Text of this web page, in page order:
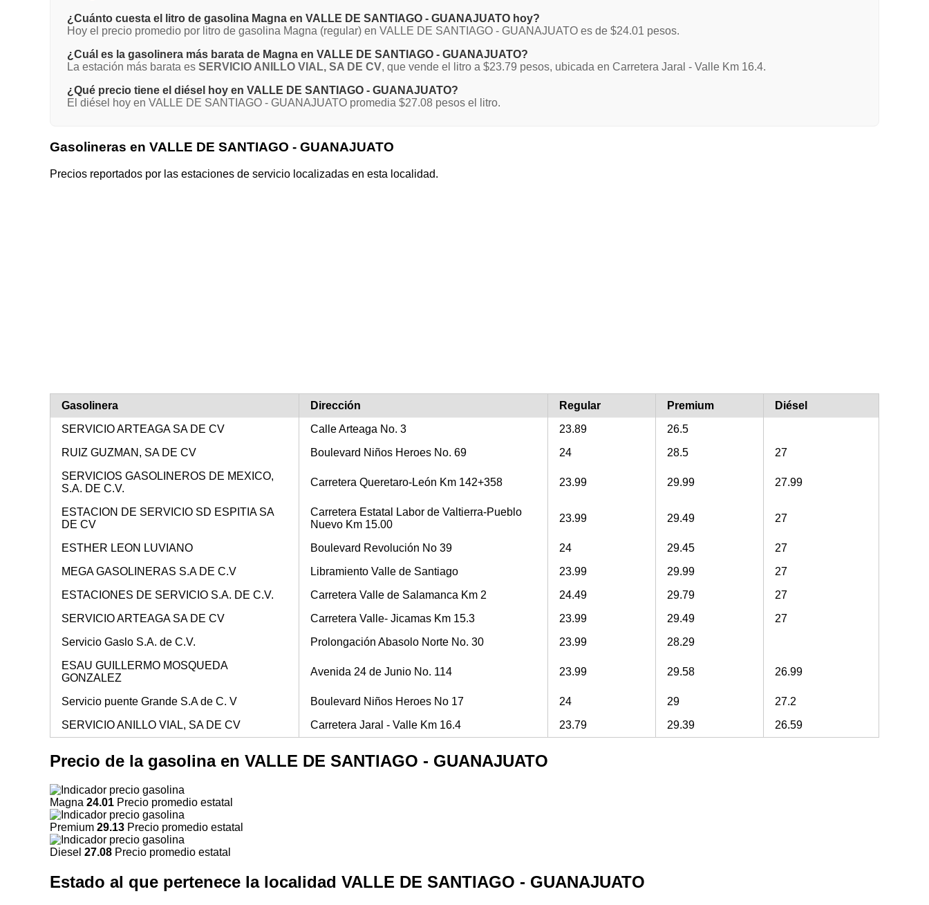
¿Cuánto cuesta el litro de gasolina Magna en VALLE DE SANTIAGO - GUANAJUATO hoy?
Hoy el precio promedio por litro de gasolina Magna (regular) en VALLE DE SANTIAGO - GUANAJUATO es de $24.01 pesos.
¿Cuál es la gasolinera más barata de Magna en VALLE DE SANTIAGO - GUANAJUATO?
La estación más barata es SERVICIO ANILLO VIAL, SA DE CV, que vende el litro a $23.79 pesos, ubicada en Carretera Jaral - Valle Km 16.4.
¿Qué precio tiene el diésel hoy en VALLE DE SANTIAGO - GUANAJUATO?
El diésel hoy en VALLE DE SANTIAGO - GUANAJUATO promedia $27.08 pesos el litro.
Gasolineras en VALLE DE SANTIAGO - GUANAJUATO
Precios reportados por las estaciones de servicio localizadas en esta localidad.
Gasolinera Dirección Regular Premium
Diésel
SERVICIO ARTEAGA SA DE CV
Calle Arteaga No. 3 23.89
26.5
RUIZ GUZMAN, SA DE CV
Boulevard Niños Heroes No. 69 24 28.5
27
SERVICIOS GASOLINEROS DE MEXICO,
S.A. DE C.V.
Carretera Queretaro-León Km 142+358 23.99 29.99 27.99
ESTACION DE SERVICIO SD ESPITIA SA
DE CV
Carretera Estatal Labor de Valtierra-Pueblo
Nuevo Km 15.00
23.99 29.49 27
ESTHER LEON LUVIANO Boulevard Revolución No 39 24 29.45
27
MEGA GASOLINERAS S.A DE C.V
Libramiento Valle de Santiago 23.99 29.99
27
ESTACIONES DE SERVICIO S.A. DE C.V.
Carretera Valle de Salamanca Km 2 24.49 29.79
27
SERVICIO ARTEAGA SA DE CV
Carretera Valle- Jicamas Km 15.3 23.99 29.49
27
Servicio Gaslo S.A. de C.V.
Prolongación Abasolo Norte No. 30 23.99
28.29
ESAU GUILLERMO MOSQUEDA
GONZALEZ
Avenida 24 de Junio No. 114 23.99 29.58 26.99
Servicio puente Grande S.A de C. V Boulevard Niños Heroes No 17 24 29
27.2
SERVICIO ANILLO VIAL, SA DE CV
Carretera Jaral - Valle Km 16.4 23.79 29.39 26.59
Precio de la gasolina en VALLE DE SANTIAGO - GUANAJUATO
Magna 24.01 Precio promedio estatal
Premium 29.13 Precio promedio estatal
Diesel 27.08 Precio promedio estatal
Estado al que pertenece la localidad VALLE DE SANTIAGO - GUANAJUATO